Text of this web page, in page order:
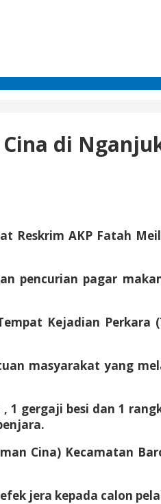
di
Reskrim AKP Fatah
pencurian pagar
Kejadian Perkara
masyarakat yang
gergaji besi dan 1
Cina) Kecamatan
jera kepada calon